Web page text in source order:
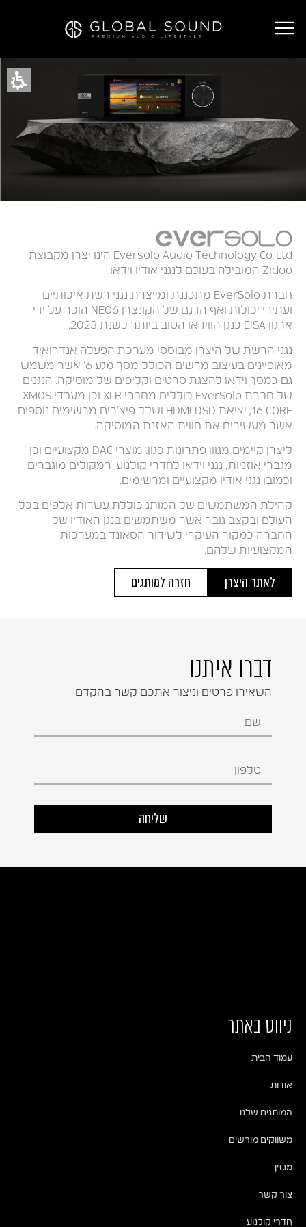
Eversolo Audio Technology Co.,Ltd הינו יצרן מקבוצת
Zidoo המובילה בעולם לנגני אודיו וידאו.
חברת EverSolo מתכננת ומייצרת נגני רשת איכותיים
ועתירי יכולות ואף הדגם של הקונצרן NEO6 הוכר על ידי
ארגון EISA כנגן הווידאו הטוב ביותר לשנת 2023.
נגני הרשת של היצרן מבוססי מערכת הפעלה אנדרואיד
מאופיינים בעיצוב מרשים הכולל מסך מגע 6' אשר משמש
גם כמסך וידאו להצגת סרטים וקליפים של מוסיקה. הנגנים
של חברת EverSolo כוללים מחברי XLR וכן מעבדי XMOS
16 CORE, יציאת HDMI DSD ושלל פיצ'רים מרשימים נוספים
אשר מעשירים את חווית האזנת המוסיקה.
ליצרן קיימים מגוון פתרונות כגון: מוצרי DAC מקצועיים וכן
מגברי אוזניות, נגני וידאו לחדרי קולנוע, רמקולים מוגברים
וכמובן נגני אודיו מקצועיים ומרשימים.
קהילת המשתמשים של המותג כוללת עשרות אלפים בכל
העולם ובקצב גובר אשר משתמשים בנגן האודיו של
החברה כמקור העיקרי לשידור הסאונד במערכות
המקצועיות שלהם.
לאתר היצרן חזרה למותגים
דברו איתנו
השאירו פרטים וניצור אתכם קשר בהקדם
שליחה
ניווט באתר
עמוד הבית
אודות
המותגים שלנו
משווקים מורשים
מגזין
צור קשר
חדרי קולנוע